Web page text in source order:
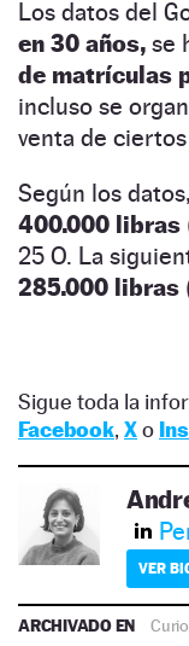
Los datos del
en 30 años, se
de matrículas
incluso se
venta de ciertos
Según los
400.000 libras
25 O. La
285.000 libras
Sigue toda la
Facebook, Xo
VER
ARCHIVADO EN